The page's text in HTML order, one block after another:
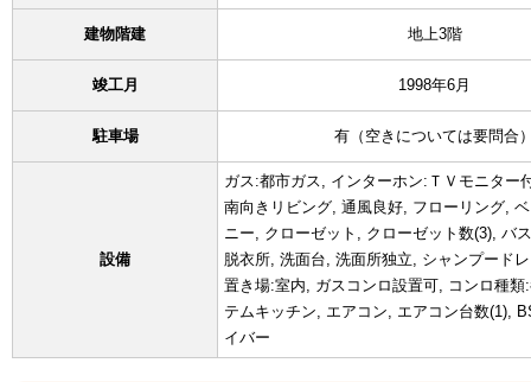
建物階建 地上3階
竣工月 1998年6月
駐車場 有（空きについては要問合
設備
ガス:都市ガス, インターホン:ＴＶモニター
南向きリビング, 通風良好, フローリング,
ニー, クローゼット, クローゼット数(3), バ
脱衣所, 洗面台, 洗面所独立, シャンプード
置き場:室内, ガスコンロ設置可, コンロ種類
テムキッチン, エアコン, エアコン台数(1),
イバー